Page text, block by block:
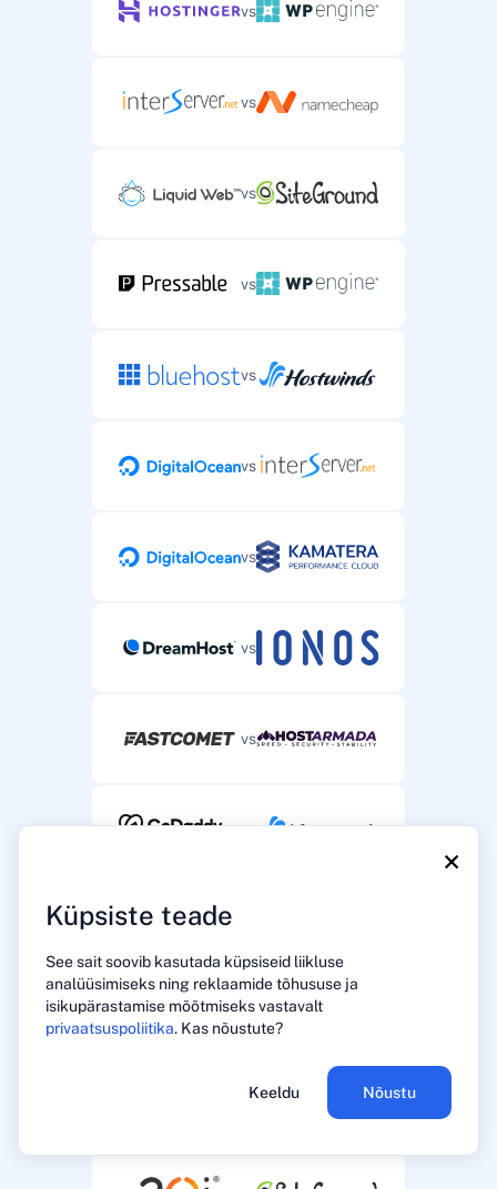
×
Küpsiste teade
See sait soovib kasutada küpsiseid liikluse
analüüsimiseks ning reklaamide tõhususe ja
isikupärastamise mõõtmiseks vastavalt
privaatsuspoliitika. Kas nõustute?
Keeldu Nõustu
vs
vs
vs
vs
vs
vs
vs
vs
vs
vs
vs
vs